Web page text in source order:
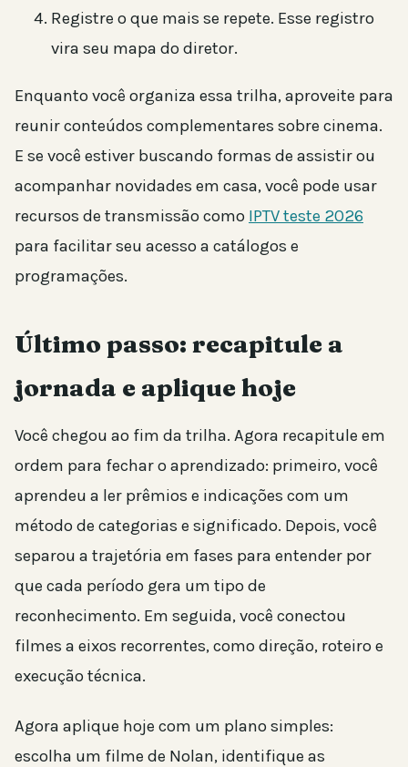
Registre o que mais se repete. Esse registro
vira seu mapa do diretor.
Enquanto você organiza essa trilha, aproveite para
reunir conteúdos complementares sobre cinema.
E se você estiver buscando formas de assistir ou
acompanhar novidades em casa, você pode usar
recursos de transmissão como IPTV teste 2026
para facilitar seu acesso a catálogos e
programações.
Último passo: recapitule a
jornada e aplique hoje
Você chegou ao fim da trilha. Agora recapitule em
ordem para fechar o aprendizado: primeiro, você
aprendeu a ler prêmios e indicações com um
método de categorias e significado. Depois, você
separou a trajetória em fases para entender por
que cada período gera um tipo de
reconhecimento. Em seguida, você conectou
filmes a eixos recorrentes, como direção, roteiro e
execução técnica.
Agora aplique hoje com um plano simples:
escolha um filme de Nolan, identifique as